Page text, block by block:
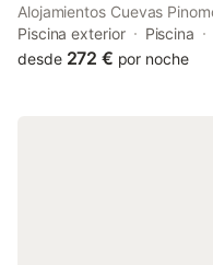
Alojamientos Cuevas
free private parking, as
property features mountain
Piscina exterior Piscina
desde 272 € por noche